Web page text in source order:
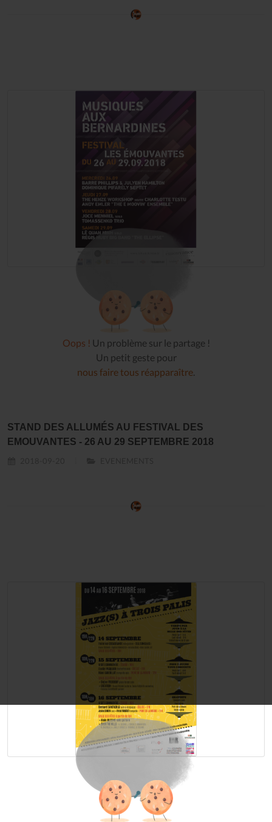
Oops ! Un problème sur le partage !
Un petit geste pour
nous faire tous réapparaître.
STAND DES ALLUMÉS AU FESTIVAL DES
EMOUVANTES - 26 AU 29 SEPTEMBRE 2018